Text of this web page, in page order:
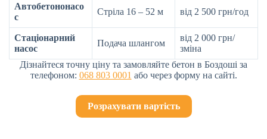
Автобетононасо
с
Стріла 16 – 52 м від 2 500 грн/год
Стаціонарний
насос
Подача шлангом
від 2 000 грн/
зміна
Дізнайтеся точну ціну та замовляйте бетон в Боздоші за
телефоном: 068 803 0001 або через форму на сайті.
Розрахувати вартість